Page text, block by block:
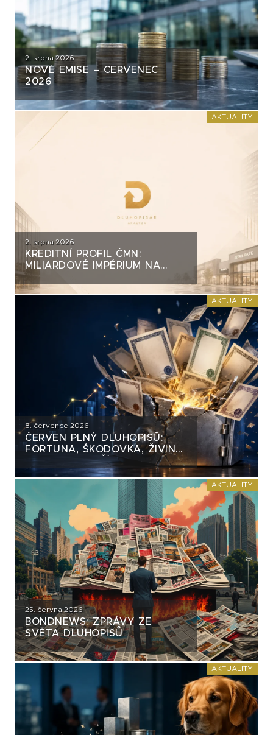
2. srpna 2026
NOVÉ EMISE – ČERVENEC
2026
AKTUALITY
2. srpna 2026
KREDITNÍ PROFIL ČMN:
MILIARDOVÉ IMPÉRIUM NA
AKTUALITY
8. července 2026
ČERVEN PLNÝ DLUHOPISŮ:
FORTUNA, ŠKODOVKA, ŽIVINA
A MNOHO DALŠÍCH
AKTUALITY
25. června 2026
BONDNEWS: ZPRÁVY ZE
SVĚTA DLUHOPISŮ
AKTUALITY